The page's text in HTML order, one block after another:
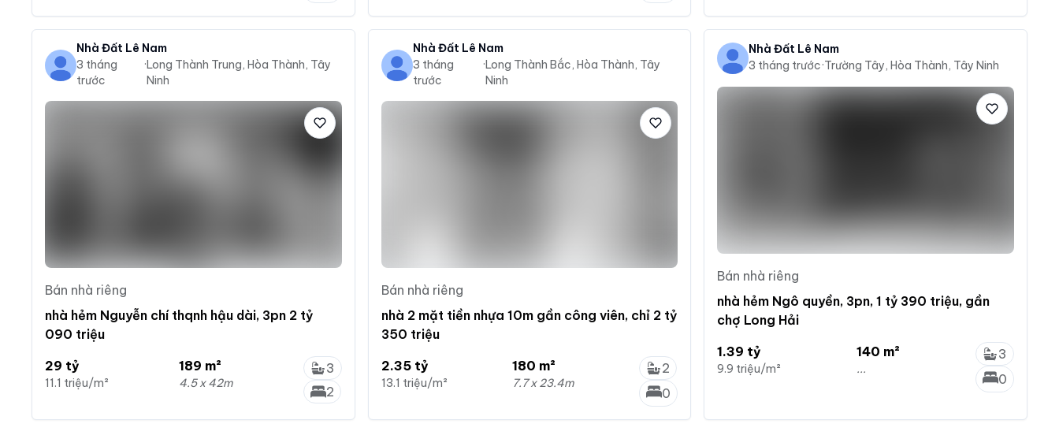
Nhà Đất Lê Nam
3 tháng
trước
·Long Thành Trung, Hòa Thành, Tây
Ninh
Bán nhà riêng
nhà hẻm Nguyễn chí thqnh hậu dài, 3pn 2 tỷ
090 triệu
29 tỷ
11.1 triệu/m²
189 m²
4.5 x 42m
3
2
Nhà Đất Lê Nam
3 tháng
trước
·Long Thành Bắc, Hòa Thành, Tây
Ninh
Bán nhà riêng
nhà 2 mặt tiền nhựa 10m gần công viên, chỉ 2 tỷ
350 triệu
2.35 tỷ
13.1 triệu/m²
180 m²
7.7 x 23.4m
2
0
Nhà Đất Lê Nam
3 tháng trước·Trường Tây, Hòa Thành, Tây Ninh
Bán nhà riêng
nhà hẻm Ngô quyền, 3pn, 1 tỷ 390 triệu, gần
chợ Long Hải
1.39 tỷ
9.9 triệu/m²
140 m²
...
3
0